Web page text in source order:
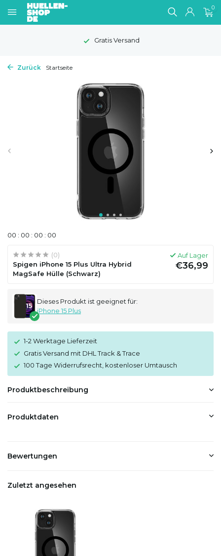
0
Gratis Versand
Zurück Startseite
00 : 00 : 00 : 00
(0)
Spigen iPhone 15 Plus Ultra Hybrid
MagSafe Hülle (Schwarz)
Auf Lager
€36,99
Dieses Produkt ist geeignet für:
iPhone 15 Plus
1-2 Werktage Lieferzeit
Gratis Versand mit DHL Track & Trace
100 Tage Widerrufsrecht, kostenloser Umtausch
Produktbeschreibung
Produktdaten
Bewertungen
Zuletzt angesehen